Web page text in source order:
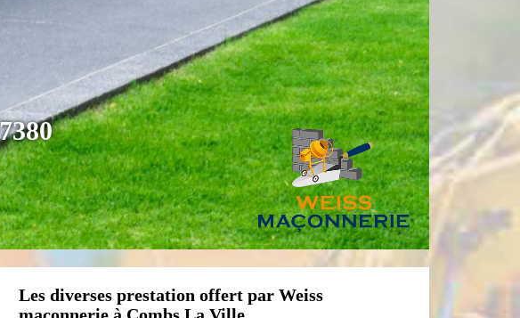
Les diverses prestation offert par Weiss